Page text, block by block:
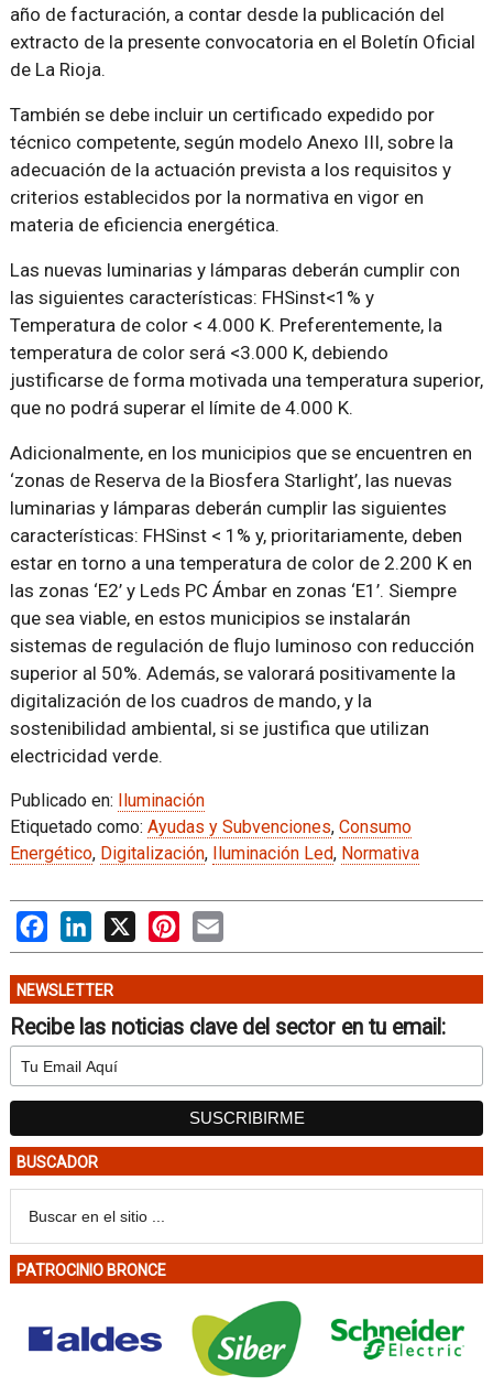
año de facturación, a contar desde la publicación del
extracto de la presente convocatoria en el Boletín Oficial
de La Rioja.
También se debe incluir un certificado expedido por
técnico competente, según modelo Anexo III, sobre la
adecuación de la actuación prevista a los requisitos y
criterios establecidos por la normativa en vigor en
materia de eficiencia energética.
Las nuevas luminarias y lámparas deberán cumplir con
las siguientes características: FHSinst<1% y
Temperatura de color < 4.000 K. Preferentemente, la
temperatura de color será <3.000 K, debiendo
justificarse de forma motivada una temperatura superior,
que no podrá superar el límite de 4.000 K.
Adicionalmente, en los municipios que se encuentren en
‘zonas de Reserva de la Biosfera Starlight’, las nuevas
luminarias y lámparas deberán cumplir las siguientes
características: FHSinst < 1% y, prioritariamente, deben
estar en torno a una temperatura de color de 2.200 K en
las zonas ‘E2’ y Leds PC Ámbar en zonas ‘E1’. Siempre
que sea viable, en estos municipios se instalarán
sistemas de regulación de flujo luminoso con reducción
superior al 50%. Además, se valorará positivamente la
digitalización de los cuadros de mando, y la
sostenibilidad ambiental, si se justifica que utilizan
electricidad verde.
Publicado en: Iluminación
Etiquetado como: Ayudas y Subvenciones, Consumo
Energético, Digitalización, Iluminación Led, Normativa
FacebookLinkedIn
X PinterestEmail
NEWSLETTER
Recibe las noticias clave del sector en tu email:
BUSCADOR
PATROCINIO BRONCE